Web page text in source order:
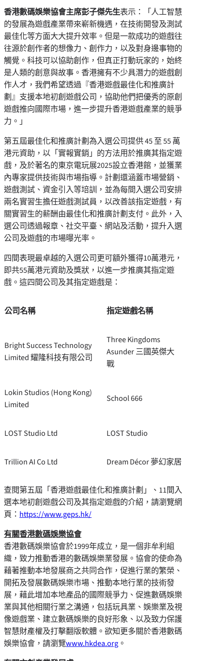
香港數碼娛樂協會主席彭子傑先生表示：「人工智慧
的發展為遊戲產業帶來嶄新機遇，在技術開發及測試
最佳化等方面大大提升效率。但是一款成功的遊戲往
往源於創作者的想像力、創作力，以及對身邊事物的
觸覺。科技可以協助創作，但真正打動玩家的，始終
是人類的創意與故事。香港擁有不少具潛力的遊戲創
作人才，我們希望透過『香港遊戲最佳化和推廣計
劃』支援本地初創遊戲公司，協助他們把優秀的原創
遊戲推向國際市場，進一步提升香港遊戲產業的競爭
力。」
第五屆最佳化和推廣計劃為入選公司提供 45 至 55 萬
港元資助，以「實報實銷」的方法用於推廣其指定遊
戲，及於著名的東京電玩展2025設立香港館，並獲業
內專家提供技術與市場指導。計劃還涵蓋市場營銷、
遊戲測試、資金引入等培訓，並為每間入選公司安排
兩名實習生擔任遊戲測試員，以改善該指定遊戲，有
關實習生的薪酬由最佳化和推廣計劃支付。此外，入
選公司透過報章、社交平臺、網站及活動，提升入選
公司及遊戲的市場曝光率。
四間表現最卓越的入選公司更可額外獲得10萬港元，
即共55萬港元資助及獎狀，以進一步推廣其指定遊
戲。這四間公司及其指定遊戲是：
公司名稱 指定遊戲名稱
Bright Success Technology
Limited 耀隆科技有限公司
Three Kingdoms
Asunder 三國英傑大
戰
Lokin Studios (Hong Kong)
Limited
School 666
LOST Studio Ltd LOST Studio
Trillion AI Co Ltd Dream Décor 夢幻家居
查閱第五屆「香港遊戲最佳化和推廣計劃」、11間入
選本地初創遊戲公司及其指定遊戲的介紹，請瀏覽網
頁： https://www.geps.hk/
有關香港數碼娛樂協會
香港數碼娛樂協會於1999年成立，是一個非牟利組
織，致力推動香港的數碼娛樂業發展。協會的使命為
藉著推動本地發展商之共同合作，促進行業的繁榮、
開拓及發展數碼娛樂市場、推動本地行業的技術發
展，藉此增加本地產品的國際競爭力、促進數碼娛樂
業與其他相關行業之溝通，包括玩具業、娛樂業及視
像遊戲業、建立數碼娛樂的良好形象、以及致力保護
智慧財產權及打擊翻版軟體。欲知更多關於香港數碼
娛樂協會，請瀏覽www.hkdea.org 。